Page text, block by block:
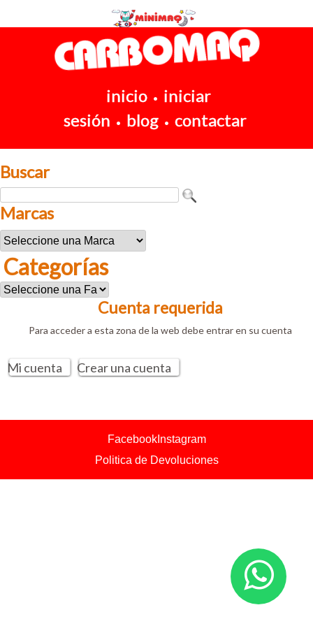
inicio • iniciar
sesión • blog • contactar
Buscar
Marcas
Categorías
Cuenta requerida
Para acceder a esta zona de la web debe entrar en su cuenta
Mi cuenta Crear una cuenta
FacebookInstagram
Politica de Devoluciones